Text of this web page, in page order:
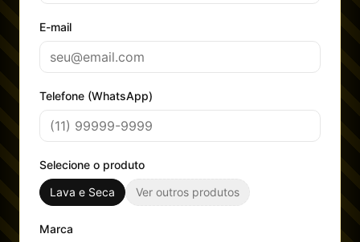
E-mail
Telefone (WhatsApp)
Selecione o produto
Lava e Seca
Ver outros produtos
Marca